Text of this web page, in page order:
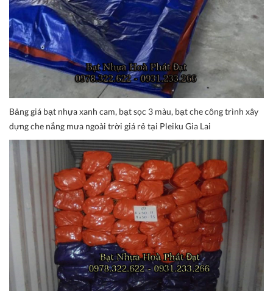
Bảng giá bạt nhựa xanh cam, bạt sọc 3 màu, bạt che công trình xây
dựng che nắng mưa ngoài trời giá rẻ tại Pleiku Gia Lai